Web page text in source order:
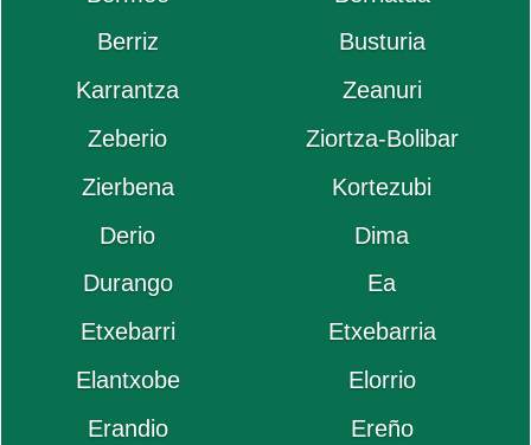
Berriz
Busturia
Karrantza
Zeanuri
Zeberio
Ziortza-Bolibar
Zierbena
Kortezubi
Derio
Dima
Durango
Ea
Etxebarri
Etxebarria
Elantxobe
Elorrio
Erandio
Ereño